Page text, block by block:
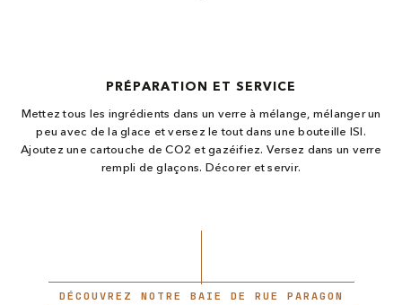
PRÉPARATION ET SERVICE
Mettez tous les ingrédients dans un verre à mélange, mélanger un
peu avec de la glace et versez le tout dans une bouteille ISI.
Ajoutez une cartouche de CO2 et gazéifiez. Versez dans un verre
rempli de glaçons. Décorer et servir.
DÉCOUVREZ NOTRE BAIE DE RUE PARAGON